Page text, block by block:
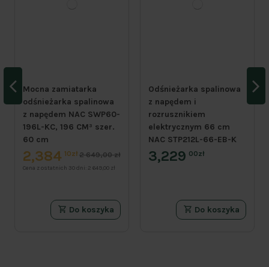
Mocna zamiatarka
odśnieżarka spalinowa
z napędem NAC SWP60-
196L-KC, 196 CM³ szer.
60 cm
2,384 10zł 2 649,00 zł
Cena z ostatnich 30 dni: 2 649,00 zł
Do koszyka
Odśnieżarka spalinowa
z napędem i
rozrusznikiem
elektrycznym 66 cm
NAC STP212L-66-EB-K
3,229 00zł
Do koszyka